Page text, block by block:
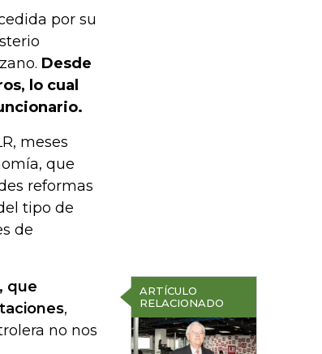
por su
Desde
lo cual
meses
que
reformas
tipo de
de
ARTÍCULO
RELACIONADO
que
,
no nos